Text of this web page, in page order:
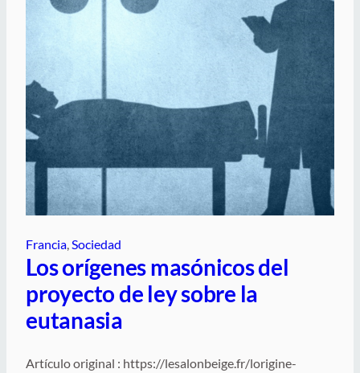
Francia Sociedad
Los orígenes masónicos del
proyecto de ley sobre la
eutanasia
Artículo original : https://lesalonbeige.fr/lorigine-